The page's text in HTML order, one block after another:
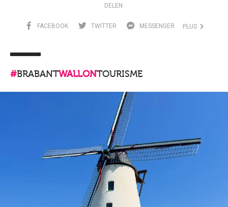
DELEN:
FACEBOOK TWITTER MESSENGER PLUS
#BRABANTWALLONTOURISME